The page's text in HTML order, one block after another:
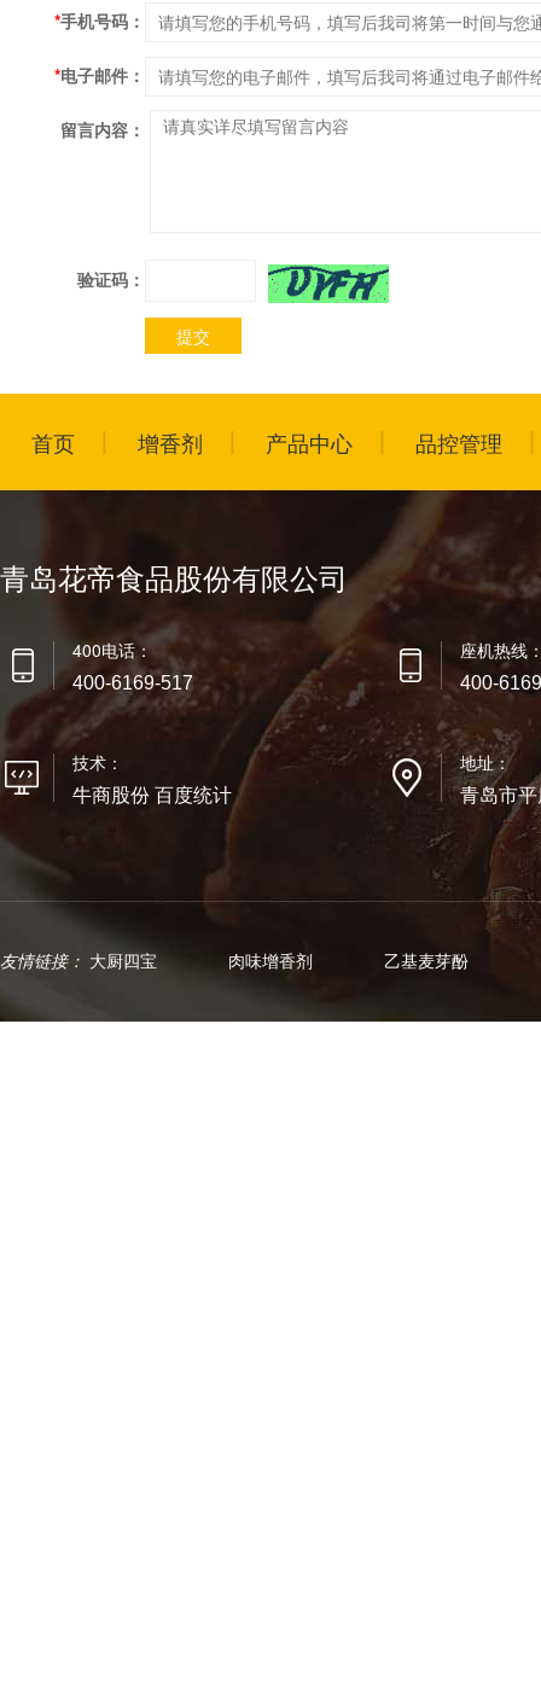
*手机号码：
*电子邮件：
留言内容：
验证码：
首页 增香剂 产品中心 品控管理
青岛花帝食品股份有限公司
400电话：
400-6169-517
座机热线
400-
技术：
牛商股份 百度统计
地址：
青岛市
友情链接： 大厨四宝 肉味增香剂 乙基麦芽酚